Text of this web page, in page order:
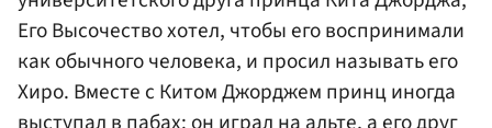
Его Высочество хотел, чтобы его воспринимали
как обычного человека, и просил называть его
Хиро. Вместе с Китом Джорджем принц иногда